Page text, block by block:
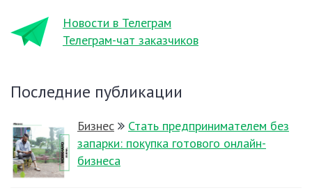
Новости в Телеграм
Телеграм-чат заказчиков
Последние публикации
Бизнес
Стать предпринимателем без
запарки: покупка готового онлайн-
бизнеса